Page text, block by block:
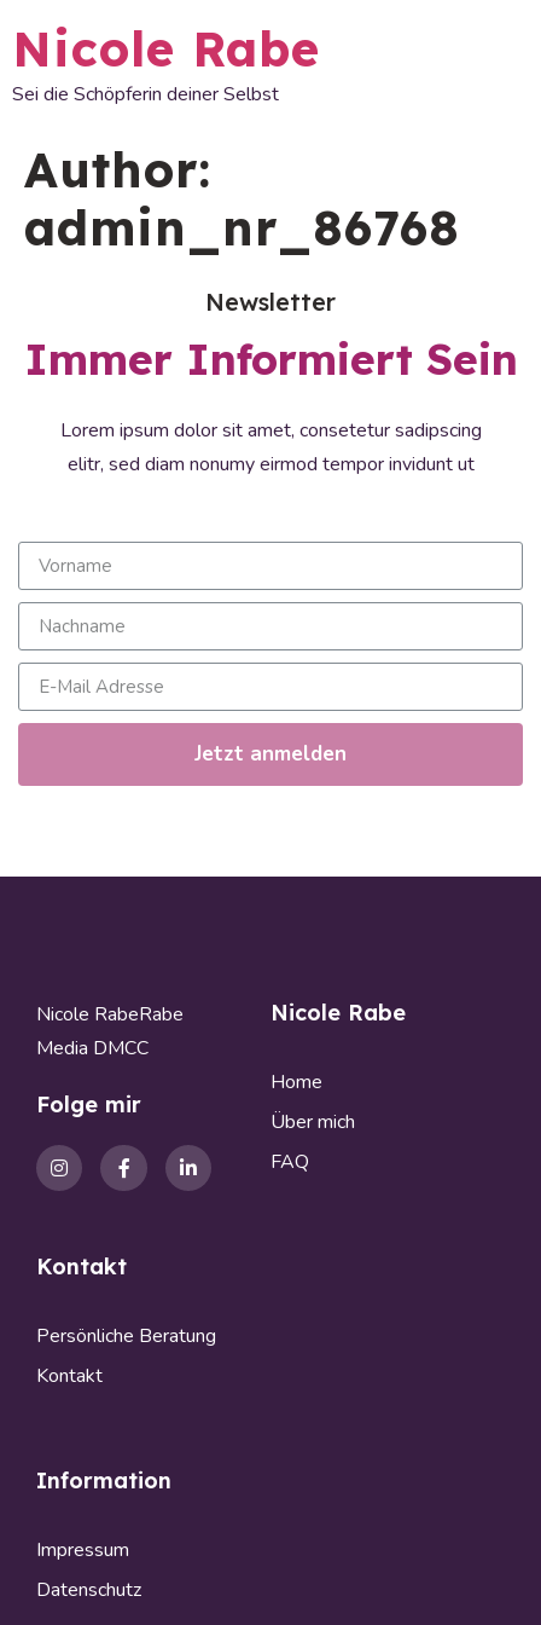
Nicole Rabe
Sei die Schöpferin deiner Selbst
Author:
admin_nr_86768
Newsletter
Immer Informiert Sein
Lorem ipsum dolor sit amet, consetetur sadipscing
elitr, sed diam nonumy eirmod tempor invidunt ut
Jetzt anmelden
Nicole RabeRabe
Media DMCC
Folge mir
Nicole Rabe
Home
Über mich
FAQ
Kontakt
Persönliche Beratung
Kontakt
Information
Impressum
Datenschutz